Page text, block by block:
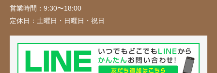
営業時間： 9:30〜18:00
定休日： 土曜日・日曜日・祝日